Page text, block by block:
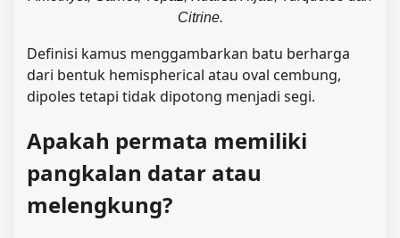
Citrine.
Definisi kamus menggambarkan batu berharga
dari bentuk hemispherical atau oval cembung,
dipoles tetapi tidak dipotong menjadi segi.
Apakah permata memiliki
pangkalan datar atau
melengkung?